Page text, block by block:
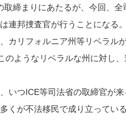
締まりにあたるが、今回、全
連邦捜査官が行うことになる
カリフォルニア州等リベラル
のようなリベラルな州に対し、
いつICE等司法省の取締官が来
くが不法移民で成り立ってい